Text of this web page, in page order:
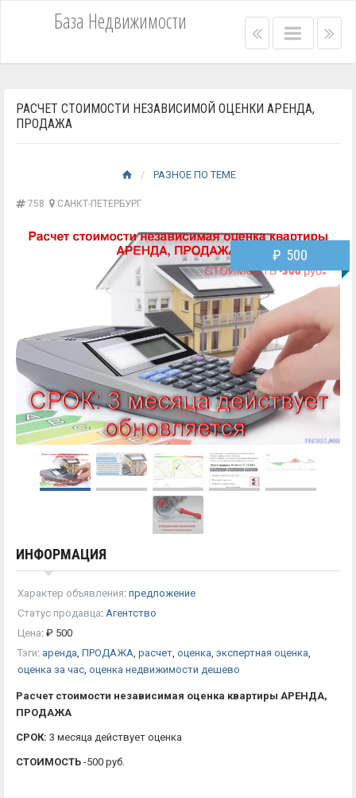
База Недвижимости Left
bar
Main
menu
Right
menu
bar
РАСЧЕТ СТОИМОСТИ НЕЗАВИСИМОЙ ОЦЕНКИ АРЕНДА,
ПРОДАЖА
РАЗНОЕ ПО ТЕМЕ
758 САНКТ-ПЕТЕРБУРГ
₽ 500
ИНФОРМАЦИЯ
Характер объявления: предложение
Статус продавца: Агентство
Цена: ₽ 500
Тэги: аренда ПРОДАЖА расчет оценка экспертная оценка
оценка за час оценка недвижимости дешево
Расчет стоимости независимая оценка квартиры АРЕНДА,
ПРОДАЖА
СРОК: 3 месяца действует оценка
СТОИМОСТЬ -500 руб.